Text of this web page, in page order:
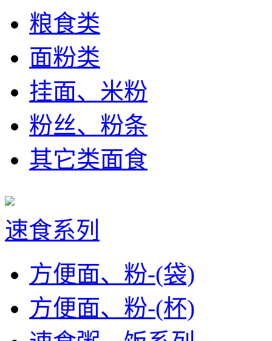
粮食类
面粉类
挂面、米粉
粉丝、粉条
其它类面食
速食系列
方便面、粉-(袋)
方便面、粉-(杯)